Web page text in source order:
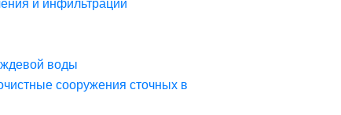
и инфильтрации
воды
сооружения сточных в